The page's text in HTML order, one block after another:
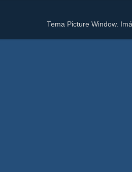
Tema Picture Window.